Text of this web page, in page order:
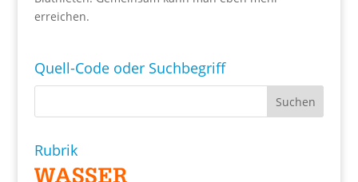
erreichen.
Quell-Code oder Suchbegriff
Rubrik